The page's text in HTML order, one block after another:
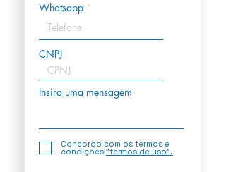
Whatsapp
CNPJ
Insira uma mensagem
Concordo com os termos e
condições "termos de uso".